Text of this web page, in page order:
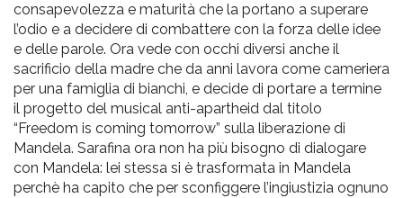
consapevolezza e maturità che la portano a superare
l’odio e a decidere di combattere con la forza delle idee
e delle parole. Ora vede con occhi diversi anche il
sacrificio della madre che da anni lavora come cameriera
per una famiglia di bianchi, e decide di portare a termine
il progetto del musical anti-apartheid dal titolo
“Freedom is coming tomorrow” sulla liberazione di
Mandela. Sarafina ora non ha più bisogno di dialogare
con Mandela: lei stessa si è trasformata in Mandela
perchè ha capito che per sconfiggere l’ingiustizia ognuno